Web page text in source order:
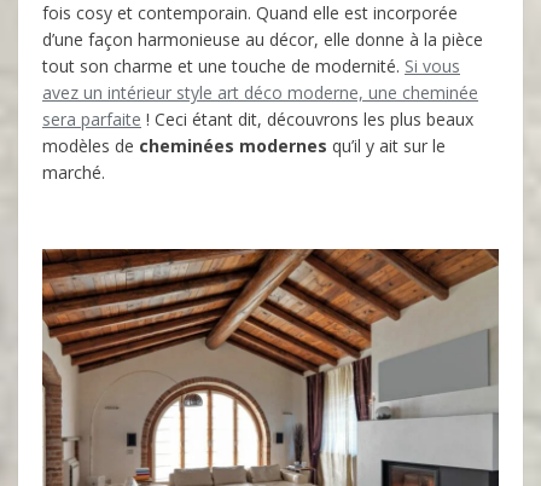
fois cosy et contemporain. Quand elle est incorporée
d’une façon harmonieuse au décor, elle donne à la pièce
tout son charme et une touche de modernité. Si vous
avez un intérieur style art déco moderne, une cheminée
sera parfaite ! Ceci étant dit, découvrons les plus beaux
modèles de cheminées modernes qu’il y ait sur le
marché.